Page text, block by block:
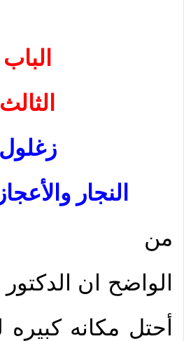
الباب
الثالث
زغلول
النجار
من
الواضح ان
أحتل مكانه